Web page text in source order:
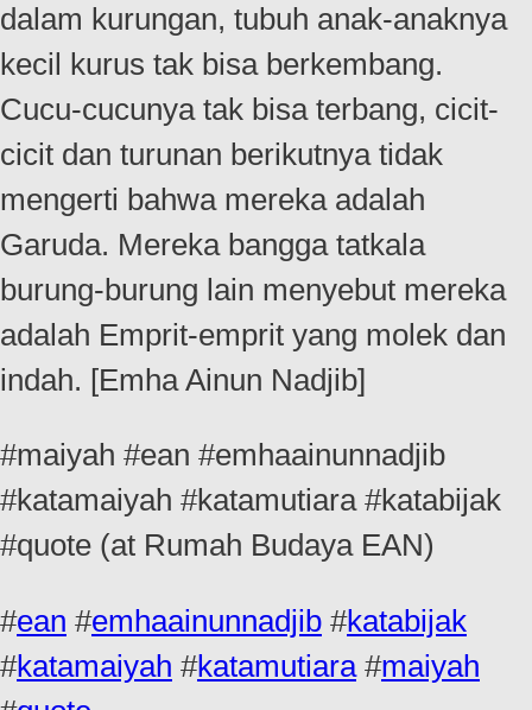
dalam kurungan, tubuh anak-anaknya
kecil kurus tak bisa berkembang.
Cucu-cucunya tak bisa terbang, cicit-
cicit dan turunan berikutnya tidak
mengerti bahwa mereka adalah
Garuda. Mereka bangga tatkala
burung-burung lain menyebut mereka
adalah Emprit-emprit yang molek dan
indah. [Emha Ainun Nadjib]
#maiyah #ean #emhaainunnadjib
#katamaiyah #katamutiara #katabijak
#quote (at Rumah Budaya EAN)
#ean #emhaainunnadjib #katabijak
#katamaiyah #katamutiara#maiyah